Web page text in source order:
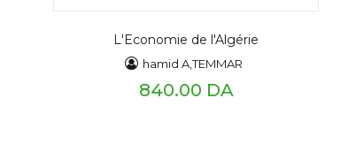
L'Economie de l'Algérie
hamid A,TEMMAR
840.00 DA